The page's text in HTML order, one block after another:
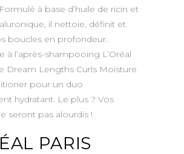
à base d’huile de ricin et
il nettoie, définit et
boucles en profondeur.
à l’après-shampooing L’Oréal
Dream Lengths Curls Moisture
pour un duo
hydratant. Le plus ? Vos
seront pas alourdis !
PARIS